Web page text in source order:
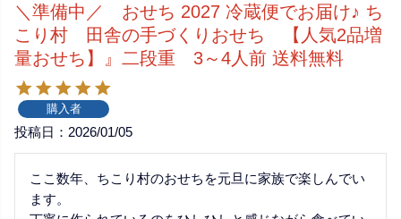
＼準備中／ おせち 2027 冷蔵便でお届け♪ ち
こり村 田舎の手づくりおせち 【人気2品増
量おせち】』二段重 3～4人前 送料無料
購入者
投稿日 2026/01/05
ここ数年、ちこり村のおせちを元旦に家族で楽しんでい
ます。